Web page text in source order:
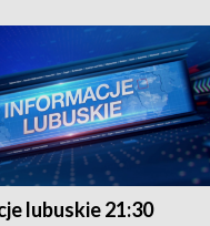
lubuskie 21:30